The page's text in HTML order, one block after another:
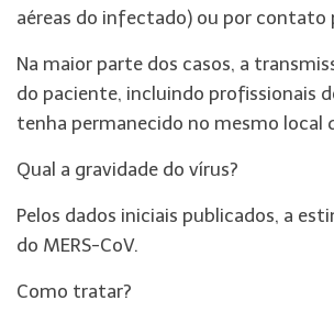
aéreas do infectado) ou por contato
Na maior parte dos casos, a
do paciente, incluindo profissionais
tenha permanecido no mesmo local
Qual a gravidade do vírus?
Pelos dados iniciais publicados, a
do MERS-CoV.
Como tratar?